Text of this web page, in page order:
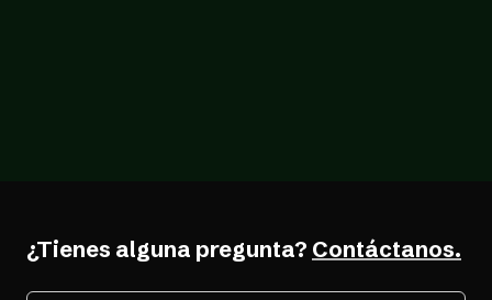
¿Tienes alguna pregunta? Contáctanos.